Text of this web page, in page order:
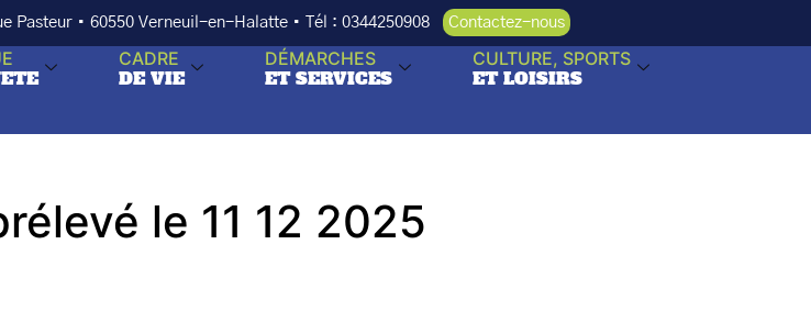
Pasteur • 60550 Verneuil-en-Halatte • Tél : 0344250908 Contactez-nous
CADRE
DE VIE
DÉMARCHES
ET SERVICES
CULTURE, SPORTS
ET LOISIRS
le 11 12 2025